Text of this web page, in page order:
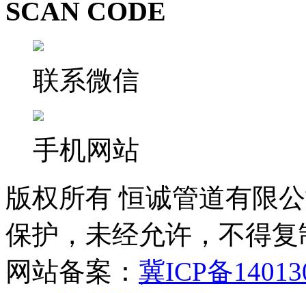
SCAN CODE
联系微信
手机网站
版权所有 恒诚管道有限
保护，未经允许，不得
网站备案： 冀ICP备